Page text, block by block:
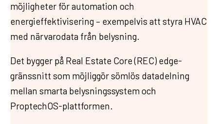
möjligheter för automation och
energieffektivisering – exempelvis att styra HVAC
med närvarodata från belysning.
Det bygger på Real Estate Core (REC) edge-
gränssnitt som möjliggör sömlös datadelning
mellan smarta belysningssystem och
ProptechOS-plattformen.